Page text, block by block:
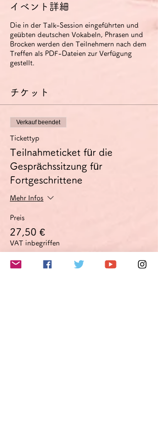
イベント詳細
Die in der Talk-Session eingeführten und
geübten deutschen Vokabeln, Phrasen und
Brocken werden den Teilnehmern nach dem
Treffen als PDF-Dateien zur Verfügung
gestellt.
チケット
Verkauf beendet
Tickettyp
Teilnahmeticket für die
Gesprächssitzung für
Fortgeschrittene
Mehr Infos
Preis
27,50 €
VAT inbegriffen